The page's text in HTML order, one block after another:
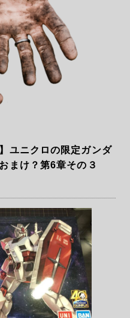
ユニクロの限定ガンダ
まけ？第6章その３